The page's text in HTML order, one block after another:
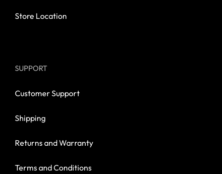
Store Location
SUPPORT
Customer Support
Shipping
Returns and Warranty
Terms and Conditions